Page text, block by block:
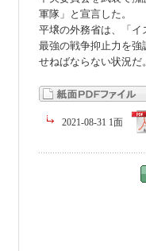
軍隊」と宣言した。
平壌の外務省は、「イ
最強の戦争抑止力を強
せねばならない状況だ。
2021-08-31 1面